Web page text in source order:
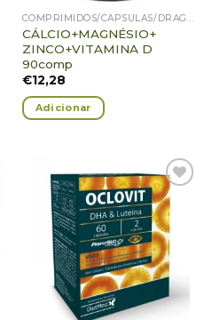
COMPRIMIDOS/CÁPSULAS/DRAGEIAS/PASTILHAS/GOMAS
CÁLCIO+MAGNÉSIO+
ZINCO+VITAMINA D
90comp
€12,28
Adicionar
Adicionar
Favoritos